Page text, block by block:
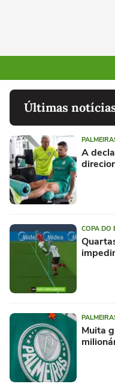
Últimas
A
COPA DO
Muita